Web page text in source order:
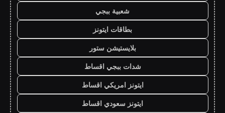
شعبية ببجي
بطاقات ايتونز
بلايستيشن ستور
شدات ببجي اقساط
ايتونز امريكي اقساط
ايتونز سعودي اقساط